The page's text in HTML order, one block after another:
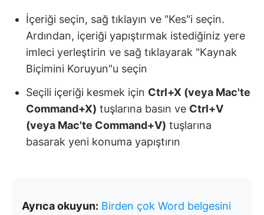
İçeriği seçin, sağ tıklayın ve "Kes"i seçin.
Ardından, içeriği yapıştırmak istediğiniz yere
imleci yerleştirin ve sağ tıklayarak "Kaynak
Biçimini Koruyun"u seçin
Seçili içeriği kesmek için Ctrl+X (veya Mac'te
Command+X) tuşlarına basın ve Ctrl+V
(veya Mac'te Command+V) tuşlarına
basarak yeni konuma yapıştırın
Ayrıca okuyun: Birden çok Word belgesini